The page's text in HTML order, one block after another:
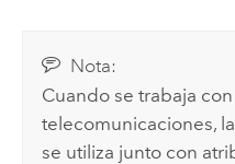
Nota:
Cuando se trabaja
telecomunicaciones,
se utiliza junto con